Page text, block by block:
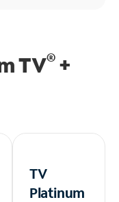
TV®+
TV
Platinum